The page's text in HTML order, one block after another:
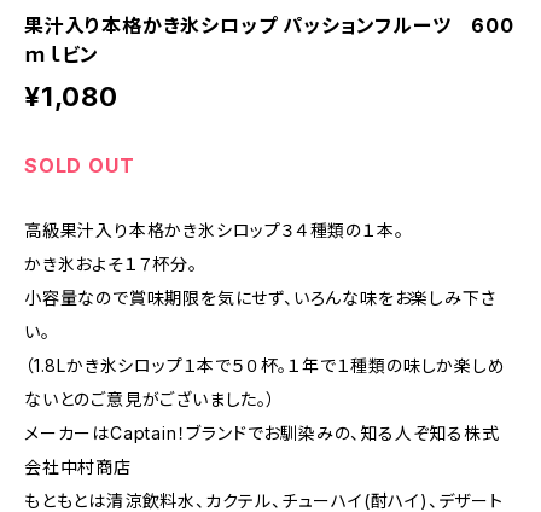
果汁入り本格かき氷シロップ パッションフルーツ 600
ｍｌビン
¥1,080
SOLD OUT
高級果汁入り本格かき氷シロップ３４種類の１本。
かき氷およそ１７杯分。
小容量なので賞味期限を気にせず、いろんな味をお楽しみ下さ
い。
（1.8Lかき氷シロップ１本で５０杯。１年で１種類の味しか楽しめ
ないとのご意見がございました。）
メーカーはCaptain！ブランドでお馴染みの、知る人ぞ知る株式
会社中村商店
もともとは清涼飲料水、カクテル、チューハイ(酎ハイ)、デザート